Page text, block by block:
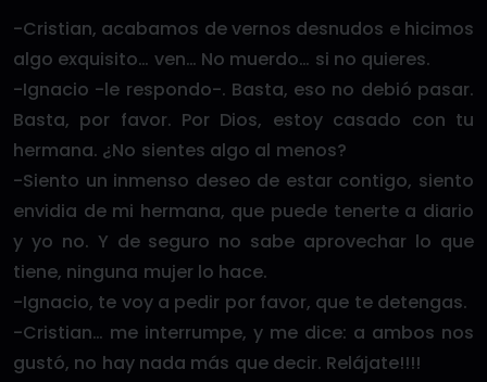
-Cristian, acabamos de vernos desnudos e hicimos
algo exquisito… ven… No muerdo… si no quieres.
-Ignacio -le respondo-. Basta, eso no debió pasar.
Basta, por favor. Por Dios, estoy casado con tu
hermana. ¿No sientes algo al menos?
-Siento un inmenso deseo de estar contigo, siento
envidia de mi hermana, que puede tenerte a diario
y yo no. Y de seguro no sabe aprovechar lo que
tiene, ninguna mujer lo hace.
-Ignacio, te voy a pedir por favor, que te detengas.
-Cristian… me interrumpe, y me dice: a ambos nos
gustó, no hay nada más que decir. Relájate!!!!